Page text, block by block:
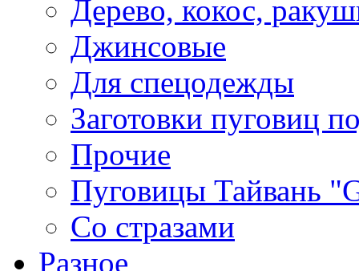
Дерево, кокос,
Джинсовые
Для спецодежды
Заготовки пуговиц
Прочие
Пуговицы Тайвань
Со стразами
Разное